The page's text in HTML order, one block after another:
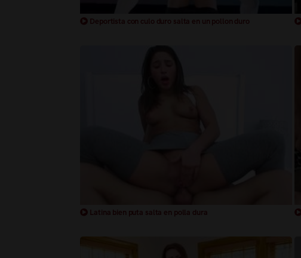
Deportista con culo duro salta en un pollon duro
Latina bien puta salta en polla dura